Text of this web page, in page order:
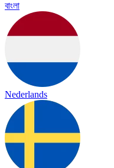
বাংলা
Nederlands